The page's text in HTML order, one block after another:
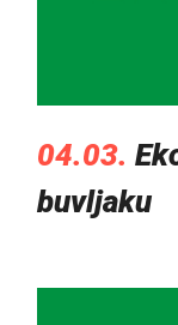
04.03.
buvljaku